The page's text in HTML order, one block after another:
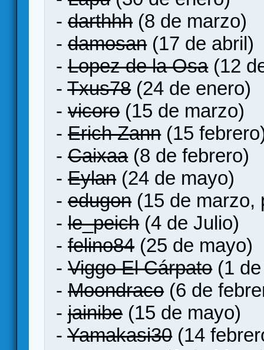
-darthhh(8 de marzo)
-damosan(17 de abril)
-Lopez de la Osa(12
-Txus78(24 de enero)
-vicoro(15 de marzo)
-Erich Zann(15
-Caixaa(8 de febrero)
-Eylan(24 de mayo)
-edugon(15 de marzo,
-le_peich(4 de Julio)
-felino84(25 de mayo)
-Viggo El Cárpato(1 de
-Moondraco(6 de
-jainibe(15 de mayo)
-Yamakasi30(14